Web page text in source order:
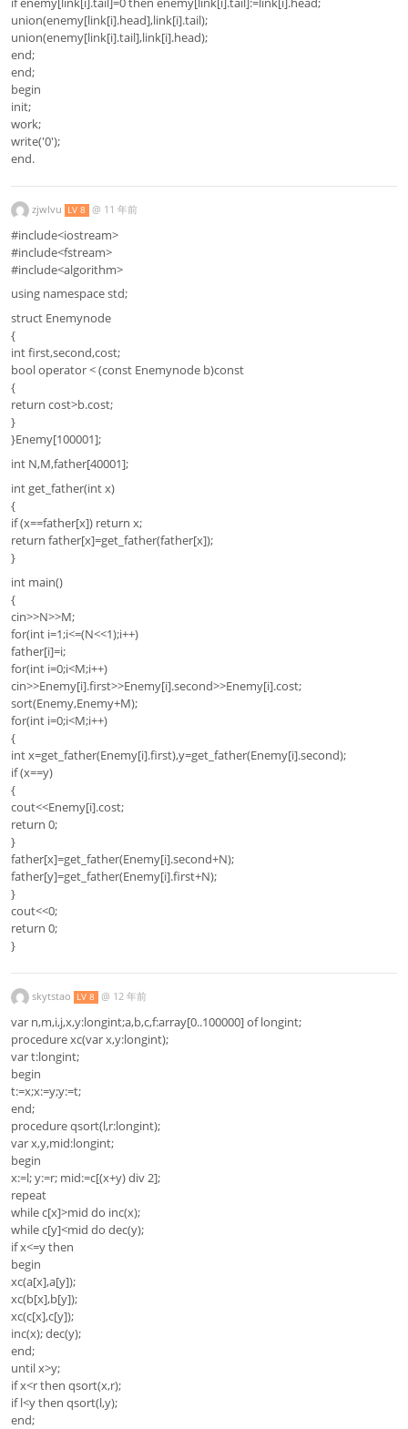
union(enemy[link[i].head],link[i].tail);
union(enemy[link[i].tail],link[i].head);
end;
end;
begin
init;
work;
write('0');
end.
zjwlvu LV 8 @ 11 年前
#include<iostream>
#include<fstream>
#include<algorithm>
using namespace std;
struct Enemynode
{
int first,second,cost;
bool operator < (const Enemynode b)const
{
return cost>b.cost;
}
}Enemy[100001];
int N,M,father[40001];
int get_father(int x)
{
if (x==father[x]) return x;
return father[x]=get_father(father[x]);
}
int main()
{
cin>>N>>M;
for(int i=1;i<=(N<<1);i++)
father[i]=i;
for(int i=0;i<M;i++)
cin>>Enemy[i].first>>Enemy[i].second>>Enemy[i].cost;
sort(Enemy,Enemy+M);
for(int i=0;i<M;i++)
{
int x=get_father(Enemy[i].first),y=get_father(Enemy[i].second);
if (x==y)
{
cout<<Enemy[i].cost;
return 0;
}
father[x]=get_father(Enemy[i].second+N);
father[y]=get_father(Enemy[i].first+N);
}
cout<<0;
return 0;
}
skytstao LV 8 @ 12 年前
var n,m,i,j,x,y:longint;a,b,c,f:array[0..100000] of longint;
procedure xc(var x,y:longint);
var t:longint;
begin
t:=x;x:=y;y:=t;
end;
procedure qsort(l,r:longint);
var x,y,mid:longint;
begin
x:=l; y:=r; mid:=c[(x+y) div 2];
repeat
while c[x]>mid do inc(x);
while c[y]<mid do dec(y);
if x<=y then
begin
xc(a[x],a[y]);
xc(b[x],b[y]);
xc(c[x],c[y]);
inc(x); dec(y);
end;
until x>y;
if x<r then qsort(x,r);
if l<y then qsort(l,y);
end;